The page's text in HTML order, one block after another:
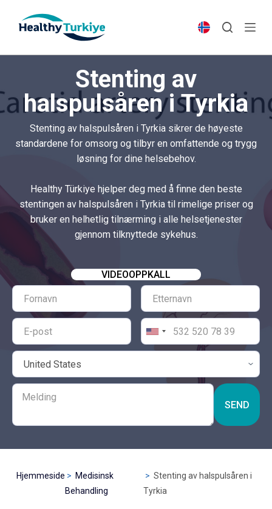
p
c
t
Stenting av
halspulsåren i Tyrkia
Stenting av halspulsåren i Tyrkia sikrer de høyeste
standardene for omsorg og tilbyr en omfattende og trygg
løsning for dine helsebehov.
Healthy Türkiye hjelper deg med å finne den beste
stentingen av halspulsåren i Tyrkia til rimelige priser og
bruker en helhetlig tilnærming i alle helsetjenester
gjennom tilknyttede sykehus.
VIDEOOPPKALL
SEND
Hjemmeside
Medisinsk
Behandling
Stenting av halspulsåren i
Tyrkia